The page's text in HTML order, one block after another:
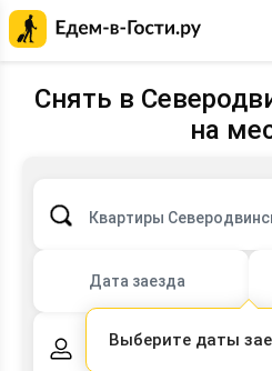
Снять в
на
Квартиры
Дата заезда
2 взрослых, 0 детей
Выберите даты